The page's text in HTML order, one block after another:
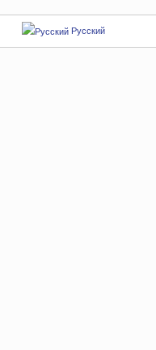
Русский